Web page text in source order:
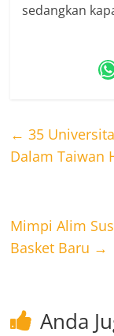
sedangkan
← 35
Dalam Taiwan
Mimpi Alim
Basket Baru →
Anda